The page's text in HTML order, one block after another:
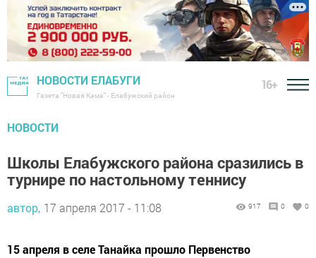
НОВОСТИ ЕЛАБУГИ
Газета "Новая Кама" - Елабужский район
16+
НОВОСТИ
Школы Елабужского района сразились в
турнире по настольному теннису
автор, 17 апреля 2017 - 11:08 917 0 0
15 апреля в селе Танайка прошло Первенство